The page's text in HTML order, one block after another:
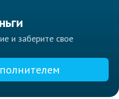
и заберите свое